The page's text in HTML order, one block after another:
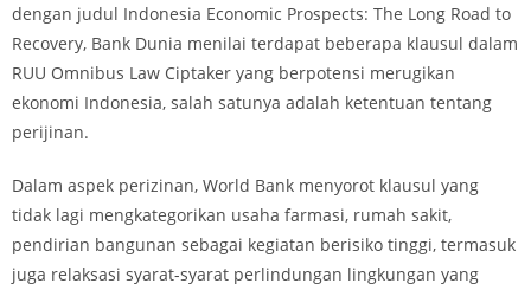
dengan judul Indonesia Economic Prospects: The Long Road to
Recovery, Bank Dunia menilai terdapat beberapa klausul dalam
RUU Omnibus Law Ciptaker yang berpotensi merugikan
ekonomi Indonesia, salah satunya adalah ketentuan tentang
perijinan.
Dalam aspek perizinan, World Bank menyorot klausul yang
tidak lagi mengkategorikan usaha farmasi, rumah sakit,
pendirian bangunan sebagai kegiatan berisiko tinggi, termasuk
juga relaksasi syarat-syarat perlindungan lingkungan yang